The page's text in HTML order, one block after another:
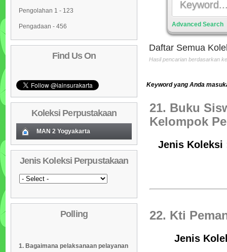
Pengolahan 1 - 123
Pengadaan - 456
Find Us On
Koleksi Perpustakaan
MAN 2 Yogyakarta
02 Daftar Koleksi Baru (Tgl.Input)
03 Daftar Koleksi (Pengarang)
04 Daftar Koleksi (Judul)
Daftar Koleksi (Subyek)
Dipinjam
07 Daftar Koleksi (Klasifikasi/ddc)
Jenis Koleksi Perpustakaan
Polling
1. Bagaimana pelaksanaan pelayanan
Advanced Search
Daftar Semua
Hasil pencarian berdasarkan
Keyword yang Anda
21. Buku
Kelompok
Jenis Koleksi
22. Kti
Jenis